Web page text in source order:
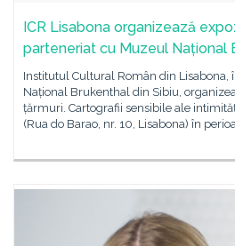
ICR Lisabona organizează
parteneriat cu Muzeul Național
Institutul Cultural Român din Lisabona,
Național Brukenthal din Sibiu,
țărmuri. Cartografii sensibile ale
(Rua do Barao, nr. 10, Lisabona) în